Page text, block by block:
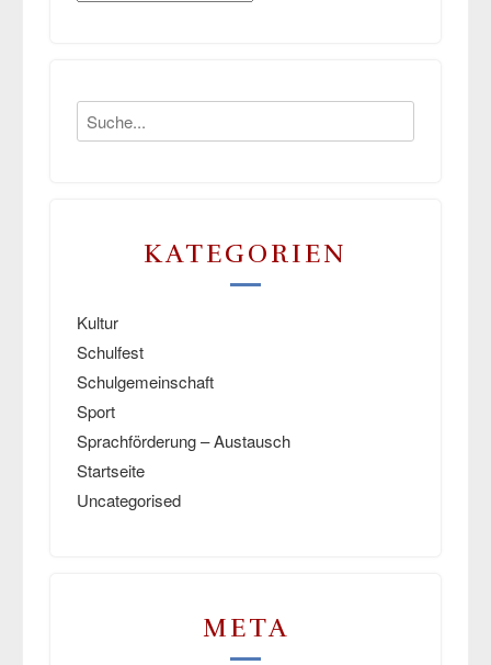
KATEGORIEN
Kultur
Schulfest
Schulgemeinschaft
Sport
Sprachförderung – Austausch
Startseite
Uncategorised
META